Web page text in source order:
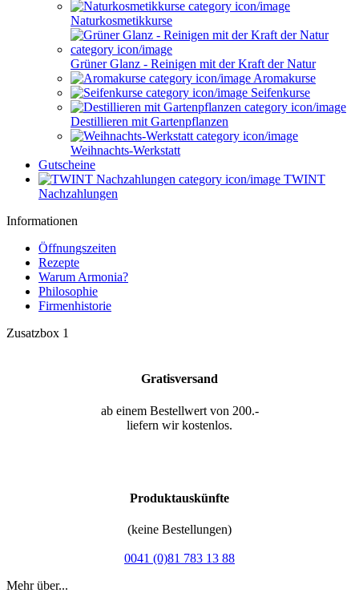
Naturkosmetikkurse
Grüner Glanz - Reinigen mit der Kraft der Natur
Aromakurse
Seifenkurse
Destillieren mit Gartenpflanzen
Weihnachts-Werkstatt
Gutscheine
TWINT
Nachzahlungen
Informationen
Öffnungszeiten
Rezepte
Warum Armonia?
Philosophie
Firmenhistorie
Zusatzbox 1
Gratisversand
ab einem Bestellwert von 200.-
liefern wir kostenlos.
Produktauskünfte
(keine Bestellungen)
0041 (0)81 783 13 88
Mehr über...